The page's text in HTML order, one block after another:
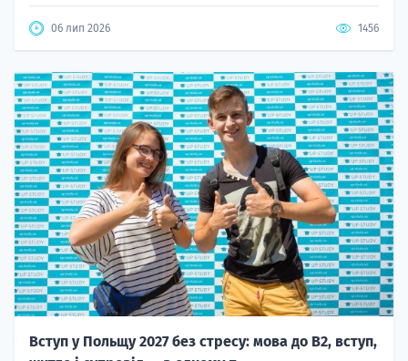
06 лип 2026 1456
Вступ у Польщу 2027 без стресу: мова до B2, вступ,